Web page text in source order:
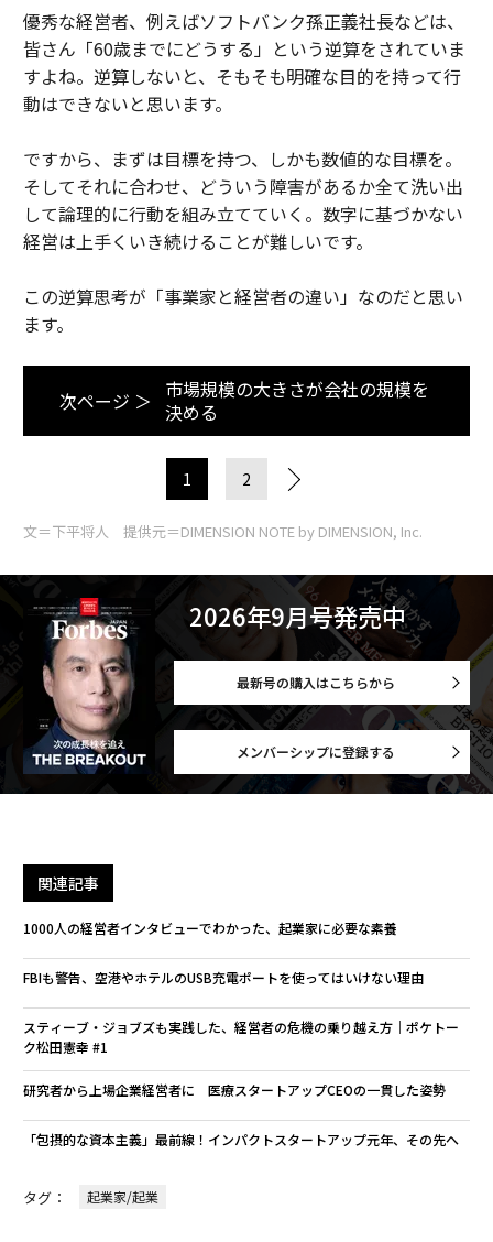
優秀な経営者、例えばソフトバンク孫正義社長などは、
皆さん「60歳までにどうする」という逆算をされていま
すよね。逆算しないと、そもそも明確な目的を持って行
動はできないと思います。
ですから、まずは目標を持つ、しかも数値的な目標を。
そしてそれに合わせ、どういう障害があるか全て洗い出
して論理的に行動を組み立てていく。数字に基づかない
経営は上手くいき続けることが難しいです。
この逆算思考が「事業家と経営者の違い」なのだと思い
ます。
次ページ ＞
市場規模の大きさが会社の規模を
決める
1 2
文＝下平将人 提供元＝DIMENSION NOTE by DIMENSION, Inc.
2026年9月号発売中
最新号の購入はこちらから
メンバーシップに登録する
関連記事
1000人の経営者インタビューでわかった、起業家に必要な素養
FBIも警告、空港やホテルのUSB充電ポートを使ってはいけない理由
スティーブ・ジョブズも実践した、経営者の危機の乗り越え方｜ポケトー
ク松田憲幸 #1
研究者から上場企業経営者に 医療スタートアップCEOの一貫した姿勢
「包摂的な資本主義」最前線！インパクトスタートアップ元年、その先へ
タグ： 起業家/起業